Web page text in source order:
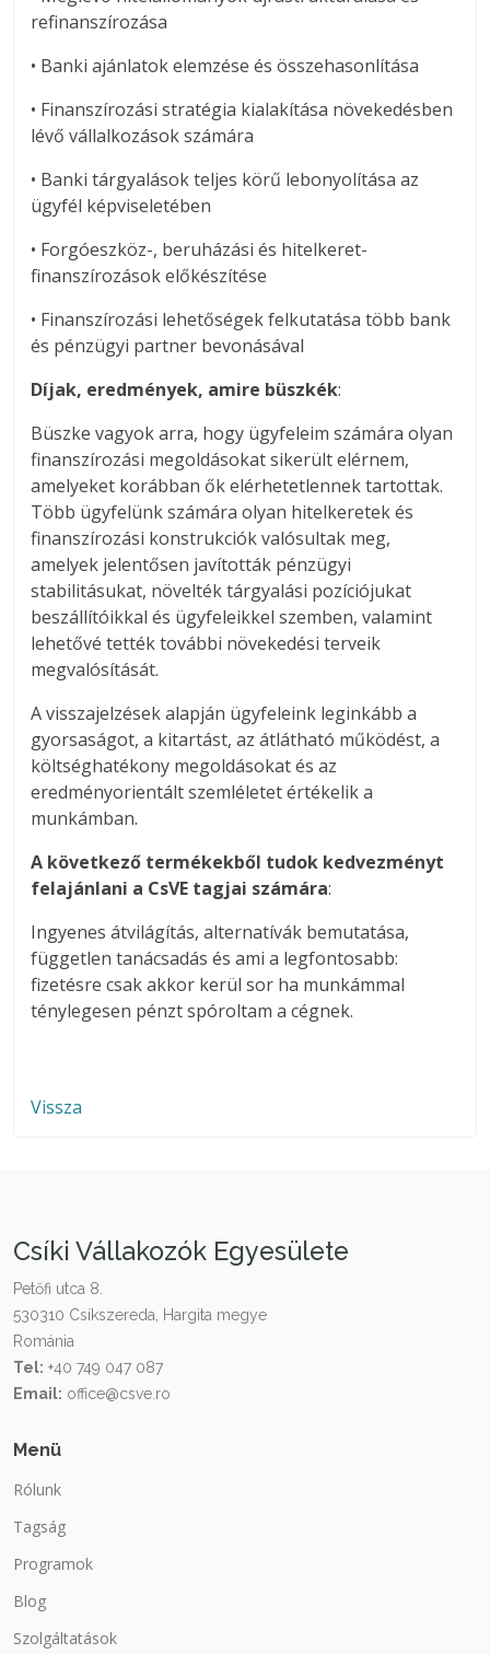
refinanszírozása
• Banki ajánlatok elemzése és összehasonlítása
• Finanszírozási stratégia kialakítása növekedésben
lévő vállalkozások számára
• Banki tárgyalások teljes körű lebonyolítása az
ügyfél képviseletében
• Forgóeszköz-, beruházási és hitelkeret-
finanszírozások előkészítése
• Finanszírozási lehetőségek felkutatása több bank
és pénzügyi partner bevonásával
Díjak, eredmények, amire büszkék:
Büszke vagyok arra, hogy ügyfeleim számára olyan
finanszírozási megoldásokat sikerült elérnem,
amelyeket korábban ők elérhetetlennek tartottak.
Több ügyfelünk számára olyan hitelkeretek és
finanszírozási konstrukciók valósultak meg,
amelyek jelentősen javították pénzügyi
stabilitásukat, növelték tárgyalási pozíciójukat
beszállítóikkal és ügyfeleikkel szemben, valamint
lehetővé tették további növekedési terveik
megvalósítását.
A visszajelzések alapján ügyfeleink leginkább a
gyorsaságot, a kitartást, az átlátható működést, a
költséghatékony megoldásokat és az
eredményorientált szemléletet értékelik a
munkámban.
A következő termékekből tudok kedvezményt
felajánlani a CsVE tagjai számára:
Ingyenes átvilágítás, alternatívák bemutatása,
független tanácsadás és ami a legfontosabb:
fizetésre csak akkor kerül sor ha munkámmal
ténylegesen pénzt spóroltam a cégnek.
Vissza
Csíki Vállakozók Egyesülete
Petőfi utca 8.
530310 Csíkszereda, Hargita megye
Románia
Tel: +40 749 047 087
Email: office@csve.ro
Menü
Rólunk
Tagság
Programok
Blog
Szolgáltatások